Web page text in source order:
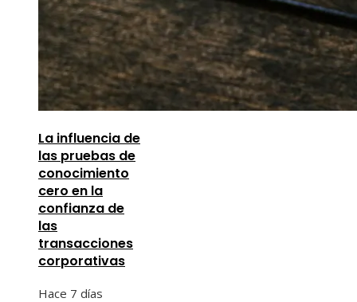
La influencia de
las pruebas de
conocimiento
cero en la
confianza de
las
transacciones
corporativas
Hace 7 días